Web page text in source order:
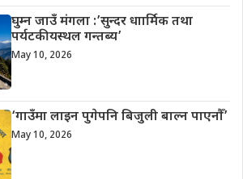
घुम्न जाउँ मंगला :’सुन्दर धाार्मिक तथा
पर्यटकीयस्थल गन्तब्य’
May 10, 2026
‘गाउँमा लाइन पुगेपनि बिजुली बाल्न पाएनौँ’
May 10, 2026